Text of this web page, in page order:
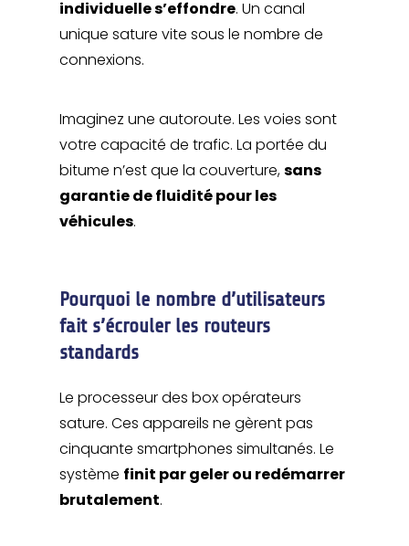
individuelle s’effondre. Un canal
unique sature vite sous le nombre de
connexions.
Imaginez une autoroute. Les voies sont
votre capacité de trafic. La portée du
bitume n’est que la couverture,sans
garantie de fluidité pour les
véhicules.
Pourquoi le nombre d’utilisateurs
fait s’écrouler les routeurs
standards
Le processeur des box opérateurs
sature. Ces appareils ne gèrent pas
cinquante smartphones simultanés. Le
système finit par geler ou redémarrer
brutalement.